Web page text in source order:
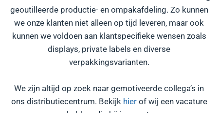
geoutilleerde productie- en ompakafdeling. Zo kunnen
we onze klanten niet alleen op tijd leveren, maar ook
kunnen we voldoen aan klantspecifieke wensen zoals
displays, private labels en diverse
verpakkingsvarianten.
We zijn altijd op zoek naar gemotiveerde collega’s in
ons distributiecentrum. Bekijk hierof wij een vacature